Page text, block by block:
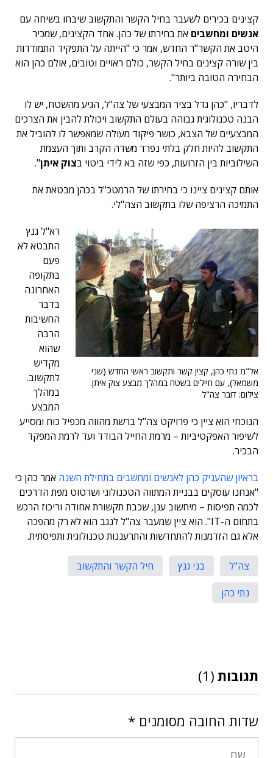
קצינים בכירים לשעבר בחיל הקשר והתקשוב שיבחו בשיחה עם
אנשים ומחשבים את בחירתו של כהן. אחד הקצינים, שמכיר
היטב את הקשר"ר החדש, אמר כי "הייתה על התפקיד התמודדות
בין שורה קצינים בחיל הקשר, כולם ראויים וטובים, אולם כהן הוא
הבחירה הטובה ביותר".
לדבריו, "כהן גדל בציר המבצעי של צה"ל, הגיע מהשטח, יש לו
הבנה טכנולוגית גבוהה בעולם התקשוב ויכולת להבין את הצרכים
המבצעיים של הצבא, כושר פיקוד מעולה שמאפשר לו להוביל את
התקשוב להיות חלק בלתי נפרד משדה הקרב ותוך העצמת
השילוביות בין הזרועות, כפי שזה בא לידי ביטוי בצוק איתן".
אותם קצינים ציינו כי בחירתו של הרמטכ"ל בכהן מבטאת את
התמיכה הרציפה שלו בתקשוב הצה"לי.
אל"מ נתי כהן, קצין קשר ותקשוב ראשי החדש (שני
משמאל), עם חיילים בשטח במהלך מבצע צוק איתן.
צילום: דובר צה"ל
רא"ל גנץ
התבטא לא
פעם
בתקופה
האחרונה
בדבר
החשיבות
הרבה
שהוא
מקדיש
לתקשוב.
במהלך
המבצע
הנוכחי הוא ציין כי פרויקט צה"ל ברשת מהווה מכפיל כוח ומסייע
לשיפור האפקטיביות – מרמת החייל הבודד ועד לרמת המפקד
הבכיר.
בראיון שהעניק כהן לאנשים ומחשבים בתחילת השנה אמר כהן כי
"אנחנו עוסקים בבניית המתווה הטכנולוגי ושרטוט מפת הדרכים
לכמה תפיסות – מיחשוב ענן, שכבת תקשורת אחודה וריכוז הרכש
בתחום ה-IT". הוא ציין שמעבר צה"ל לנגב הוא לא רק מהפכה
אלא גם הזדמנות להתחדשות והתרעננות טכנולוגית ותפיסתית.
צה"ל בני גנץ
חיל הקשר והתקשוב
נתי כהן
תגובות (1)
שדות החובה מסומנים *